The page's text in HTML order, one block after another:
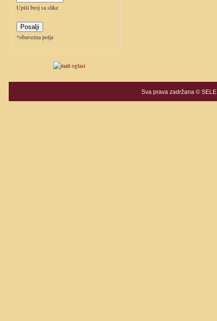
Upiši broj sa slike
*obavezna polja
Sva prava zadržana ©